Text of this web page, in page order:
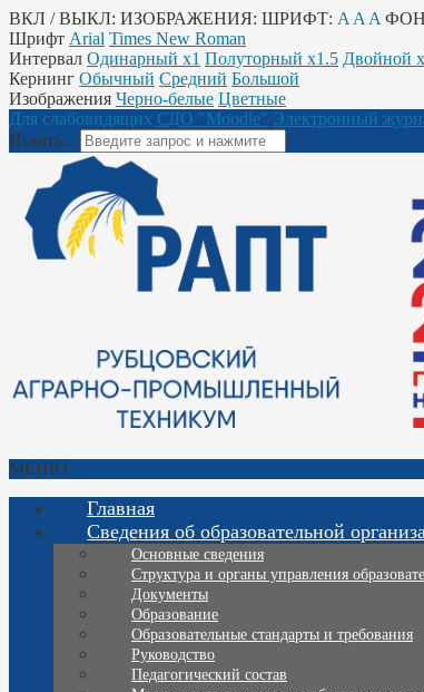
ВКЛ / ВЫКЛ: ИЗОБРАЖЕНИЯ: ШРИФТ: A A A
Шрифт Arial Times New Roman
Интервал Одинарный х1 Полуторный х1.5 Двойной
Кернинг Обычный Средний Большой
Изображения Черно-белые Цветные
Для слабовидящих СДО "Moodle" Электронный
Искать...
МЕНЮ
Главная
Сведения об образовательной
Основные сведения
Структура и органы управления
Документы
Образование
Образовательные стандарты и требования
Руководство
Педагогический состав